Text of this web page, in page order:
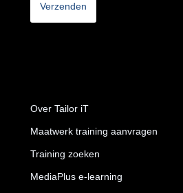
Over Tailor iT
Maatwerk training aanvragen
Training zoeken
MediaPlus e-learning